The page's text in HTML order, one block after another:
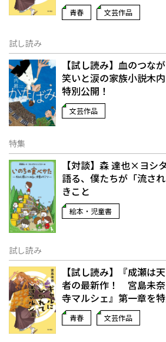
青春 文芸作品
試し読み
【試し読み】血のつな
笑いと涙の家族小説――木
特別公開！
文芸作品
特集
【対談】森 達也×ヨシ
語る、僕たちが「流さ
きこと
絵本・児童書
試し読み
【試し読み】『成瀬は
者の最新作！ 宮島未
寺マルシェ』第一章を
青春 文芸作品